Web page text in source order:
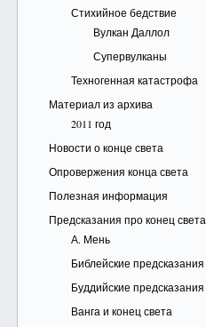
Стихийное бедствие
Вулкан Даллол
Супервулканы
Техногенная катастрофа
Материал из архива
2011 год
Новости о конце света
Опровержения конца света
Полезная информация
Предсказания про конец света
А. Мень
Библейские предсказания
Буддийские предсказания
Ванга и конец света